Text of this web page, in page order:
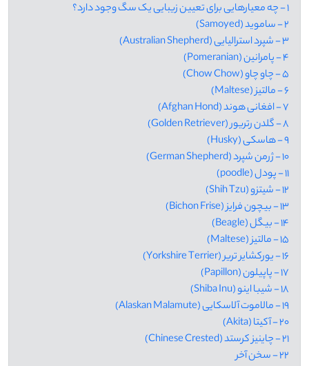
1 - چه معیارهایی برای تعیین زیبایی یک سگ وجود دارد؟
2 - ساموید (Samoyed)
3 - شپرد استرالیایی (Australian Shepherd)
4 - پامرانین (Pomeranian)
5 - چاو چاو (Chow Chow)
6 - مالتیز (Maltese)
7 - افغانی هوند (Afghan Hond)
8 - گلدن رتریور (Golden Retriever)
9 - هاسکی (Husky)
10 - ژرمن شپرد (German Shepherd)
11 - پودل (poodle)
12 - شیتزو (Shih Tzu)
13 - بیچون فرایز (Bichon Frise)
14 - بیگل (Beagle)
15 - مالتیز (Maltese)
16 - یورکشایر تریر (Yorkshire Terrier)
17 - پاپیلون (Papillon)
18 - شیبا اینو (Shiba Inu)
19 - مالاموت آلاسکایی (Alaskan Malamute)
20 - آکیتا (Akita)
21 - چاینیز کرستد (Chinese Crested)
22 - سخن آخر